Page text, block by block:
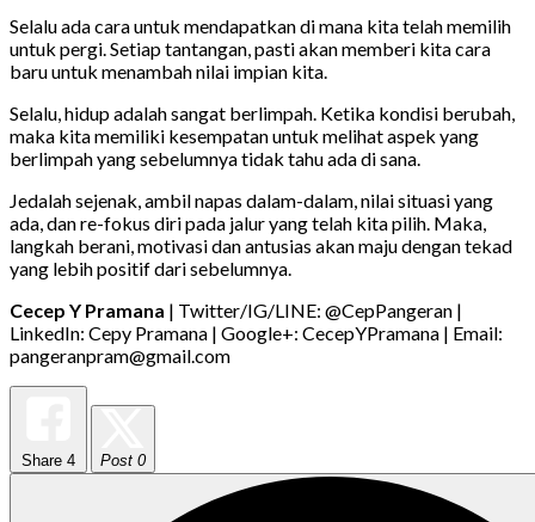
Selalu ada cara untuk mendapatkan di mana kita telah memilih
untuk pergi. Setiap tantangan, pasti akan memberi kita cara
baru untuk menambah nilai impian kita.
Selalu, hidup adalah sangat berlimpah. Ketika kondisi berubah,
maka kita memiliki kesempatan untuk melihat aspek yang
berlimpah yang sebelumnya tidak tahu ada di sana.
Jedalah sejenak, ambil napas dalam-dalam, nilai situasi yang
ada, dan re-fokus diri pada jalur yang telah kita pilih. Maka,
langkah berani, motivasi dan antusias akan maju dengan tekad
yang lebih positif dari sebelumnya.
Cecep Y Pramana | Twitter/IG/LINE: @CepPangeran |
LinkedIn: Cepy Pramana | Google+: CecepYPramana | Email:
pangeranpram@gmail.com
Share 4 Post 0